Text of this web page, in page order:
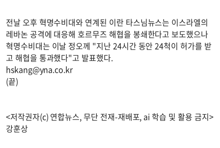
전날 오후 혁명수비대와 연계된 이란 타스님뉴스는 이스라엘의
레바논 공격에 대응해 호르무즈 해협을 봉쇄한다고 보도했으나
혁명수비대는 이날 정오께 "지난 24시간 동안 24척이 허가를 받
고 해협을 통과했다"고 발표했다.
hskang@yna.co.kr
(끝)
<저작권자(c) 연합뉴스, 무단 전재-재배포, ai 학습 및 활용 금지>
강훈상